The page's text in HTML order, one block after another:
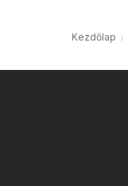
Kezdőlap